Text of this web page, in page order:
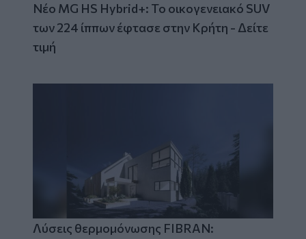
Νέο MG HS Hybrid+: Το οικογενειακό SUV
των 224 ίππων έφτασε στην Κρήτη - Δείτε
τιμή
Λύσεις θερμομόνωσης FIBRAN: